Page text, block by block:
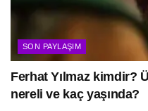
SON PAYLAŞIM
Ferhat Yılmaz kimdir?
nereli ve kaç yaşında?